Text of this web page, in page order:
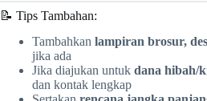
📝 Tips Tambahan:
Tambahkan lampiran brosur,
jika ada
Jika diajukan untuk dana hibah/
dan kontak lengkap